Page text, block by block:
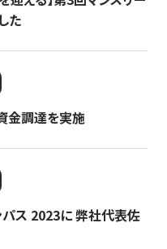
た
金調達を実施
ス 2023に 弊社代表佐